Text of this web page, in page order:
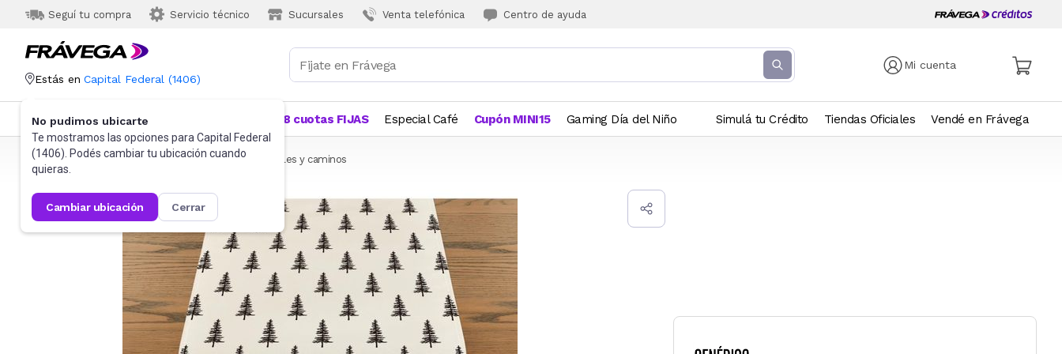
Seguí tu compra Servicio técnico Sucursales Venta telefónica Centro de ayuda
Mi cuenta
Estás en Capital Federal (1406)
No pudimos ubicarte
Te mostramos las opciones para Capital Federal
(1406). Podés cambiar tu ubicación cuando
quieras.
cambiar ubicación cerrar
Categorías Más Vendidos 18 cuotas FIJAS Especial Café Cupón MINI15 Gaming Día del Niño Simulá tu Crédito Tiendas Oficiales Vendé en Frávega
Frávega Hogar Blanquería Mantelería Manteles y caminos